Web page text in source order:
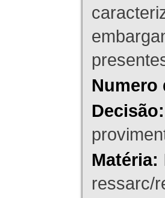
Numero
Decisão:
Matéria:
ressarc/